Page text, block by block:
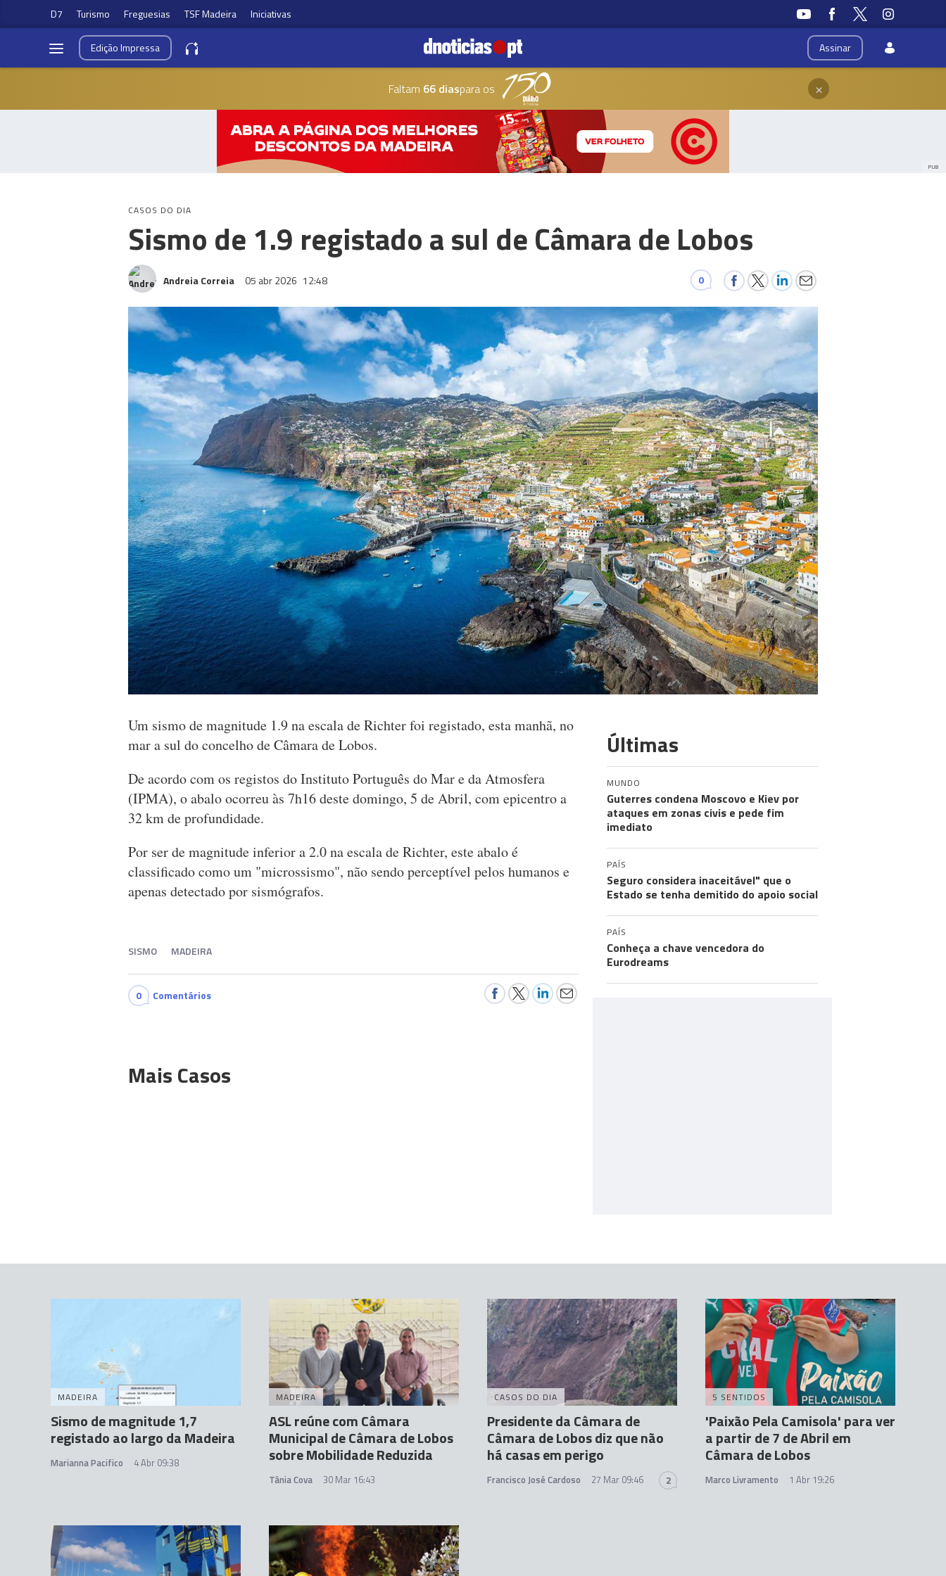
D7 Turismo Freguesias TSF Madeira Iniciativas
Assinar
EdiçãoImpressa
Faltam 66 diaspara os ×
PUB
CASOS DO DIA
Sismo de 1.9 registado a sul de Câmara de Lobos
Andreia Correia 05 abr 2026 12:48 0
Um sismo de magnitude 1.9 na escala de Richter foi registado, esta manhã, no
mar a sul do concelho de Câmara de Lobos.
De acordo com os registos do Instituto Português do Mar e da Atmosfera
(IPMA), o abalo ocorreu às 7h16 deste domingo, 5 de Abril, com epicentro a
32 km de profundidade.
Por ser de magnitude inferior a 2.0 na escala de Richter, este abalo é
classificado como um "microssismo", não sendo perceptível pelos humanos e
apenas detectado por sismógrafos.
SISMO MADEIRA
0 Comentários
Mais Casos
Últimas
MUNDO
Guterres condena Moscovo e Kiev por
ataques em zonas civis e pede fim
imediato
PAÍS
Seguro considera inaceitável" que o
Estado se tenha demitido do apoio social
PAÍS
Conheça a chave vencedora do
Eurodreams
MADEIRA
Sismo de magnitude 1,7
registado ao largo da Madeira
Marianna Pacifico 4 Abr 09:38
MADEIRA
ASL reúne com Câmara
Municipal de Câmara de Lobos
sobre Mobilidade Reduzida
Tânia Cova 30 Mar 16:43
CASOS DO DIA
Presidente da Câmara de
Câmara de Lobos diz que não
há casas em perigo
Francisco José Cardoso 27 Mar 09:46 2
5 SENTIDOS
'Paixão Pela Camisola' para ver
a partir de 7 de Abril em
Câmara de Lobos
Marco Livramento 1 Abr 19:26